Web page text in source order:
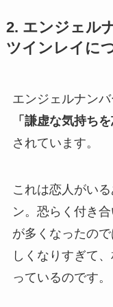
2. エンジェル
ツインレイに
エンジェルナン
「謙虚な気持ち
されています。
これは恋人がい
ン。恐らく付き
が多くなったの
しくなりすぎて
っているのです。